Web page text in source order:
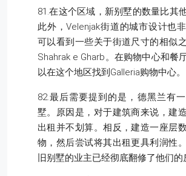
81.在这个区域，新别墅的数量比其
此外，Velenjak街道的城市设计也
可以看到一些关于街道尺寸的相似
Shahrak e Gharb。在购物中心和餐
以在这个地区找到Galleria购物中心。
82.最后需要提到的是，德黑兰有
墅。原因是，对于建筑商来说，建
出租并不划算。相反，建造一座层
物，然后尝试将其出租更具利润性
旧别墅的业主已经彻底翻修了他们的